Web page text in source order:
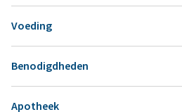
Voeding
Papegaaienvoer
Parkietenvoer
Benodigdheden
Voer en drinkbakken
Apotheek